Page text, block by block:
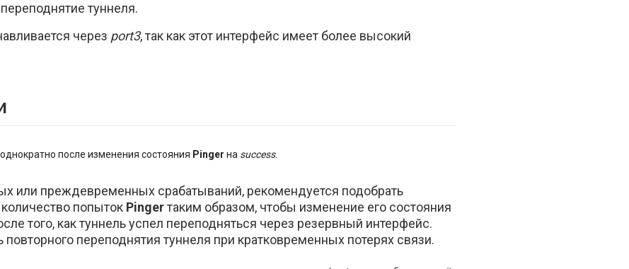
туннеля.
через port3, так как этот интерфейс имеет более высокий
после изменения состояния Pinger на success.
или преждевременных срабатываний, рекомендуется подобрать
попыток Pingerтаким образом, чтобы изменение его состояния
того, как туннель успел переподняться через резервный интерфейс.
повторного переподнятия туннеля при кратковременных потерях связи.